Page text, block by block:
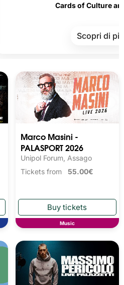
Marco Masini -
PALASPORT 2026
Unipol Forum, Assago
Tickets from 55.00€
Music
Cards of Culture and Merit
Scopri di più